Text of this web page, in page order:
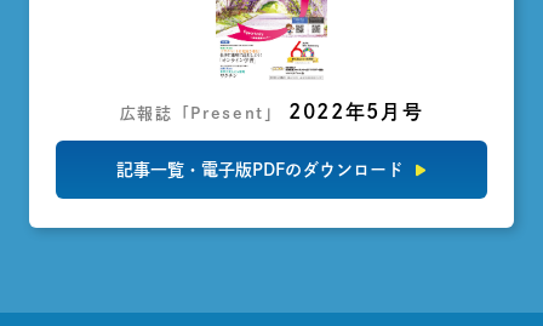
広報誌「Present」 2022年5月号
記事一覧・電子版PDFのダウンロード